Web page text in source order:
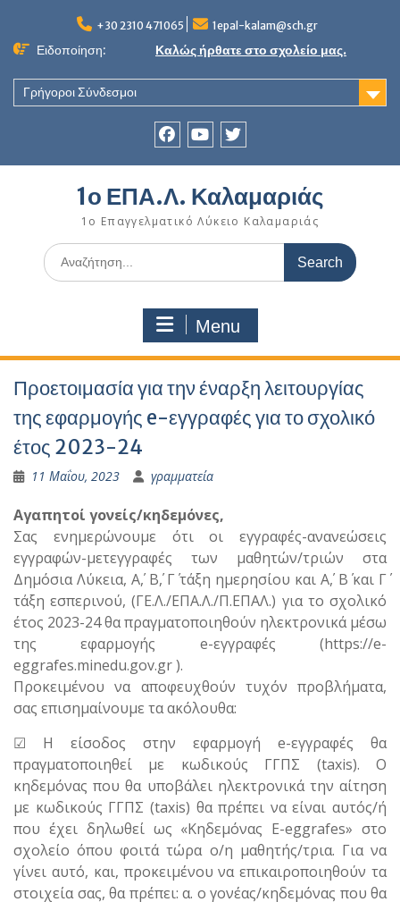
content
+30 2310 471065 1epal-kalam@sch.gr
Ειδοποίηση: Καλώς ήρθατε στο σχολείο μας.
Γρήγοροι Σύνδεσμοι
1ο ΕΠΑ.Λ. Καλαμαριάς
1ο Επαγγελματικό Λύκειο Καλαμαριάς
Search
for:
Menu
Προετοιμασία για την έναρξη λειτουργίας
της εφαρμογής e-εγγραφές για το σχολικό
έτος 2023-24
11 Μαΐου, 2023 γραμματεία
Αγαπητοί γονείς/κηδεμόνες,
Σας ενημερώνουμε ότι οι εγγραφές-ανανεώσεις
εγγραφών-μετεγγραφές των μαθητών/τριών στα
Δημόσια Λύκεια, Α΄, Β΄, Γ΄ τάξη ημερησίου και Α΄, Β΄ και Γ΄
τάξη εσπερινού, (ΓΕ.Λ./ΕΠΑ.Λ./Π.ΕΠΑΛ.) για το σχολικό
έτος 2023-24 θα πραγματοποιηθούν ηλεκτρονικά μέσω
της εφαρμογής e-εγγραφές (https://e-
eggrafes.minedu.gov.gr ).
Προκειμένου να αποφευχθούν τυχόν προβλήματα,
σας επισημαίνουμε τα ακόλουθα:
☑ Η είσοδος στην εφαρμογή e-εγγραφές θα
πραγματοποιηθεί με κωδικούς ΓΓΠΣ (taxis). Ο
κηδεμόνας που θα υποβάλει ηλεκτρονικά την αίτηση
με κωδικούς ΓΓΠΣ (taxis) θα πρέπει να είναι αυτός/ή
που έχει δηλωθεί ως «Κηδεμόνας E-eggrafes» στο
σχολείο όπου φοιτά τώρα ο/η μαθητής/τρια. Για να
γίνει αυτό, και, προκειμένου να επικαιροποιηθούν τα
στοιχεία σας, θα πρέπει: α. ο γονέας/κηδεμόνας που θα